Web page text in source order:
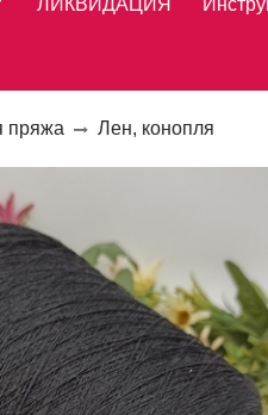
ЛИКВИДАЦИЯ
пряжа Лен, конопля